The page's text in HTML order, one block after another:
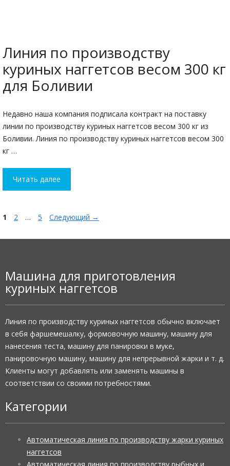
Линия по производству
куриных наггетсов весом 300 кг
для Боливии
Недавно наша компания подписала контракт на поставку
линии по производству куриных наггетсов весом 300 кг из
Боливии. Линия по производству куриных наггетсов весом 300
кг …
Читать далее
Страница
1 Страница
2 … Страница
5 Следующий →
Машина для приготовления
куриных наггетсов
Линия по производству куриных наггетсов обычно включает
в себя фаршемешалку, формовочную машину, машину для
нанесения теста, машину для панировки в муке,
панировочную машину, машину для непрерывной жарки и т. д.
Клиенты могут добавлять или заменять машины в
соответствии со своими потребностями.
Категории
Автоматическая линия по производству жарки куриных
наггетсов